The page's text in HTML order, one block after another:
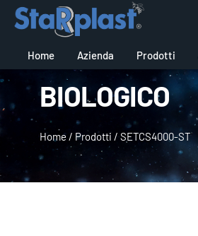
Home Azienda Prodotti
BIOLOGICO
Home / Prodotti / SETCS4000-ST